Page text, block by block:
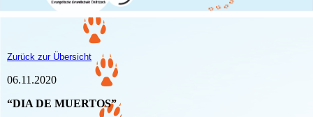
Zurück zur Übersicht
06.11.2020
“DIA DE MUERTOS”